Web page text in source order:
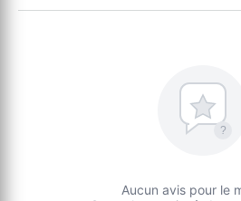
?
Aucun avis pour le